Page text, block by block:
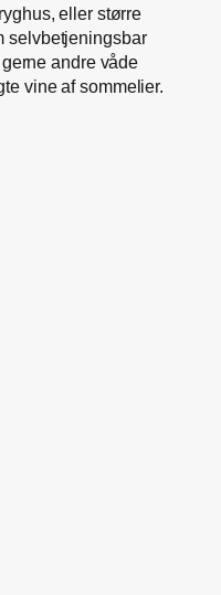
eller større
selvbetjeningsbar
andre våde
vine af sommelier.